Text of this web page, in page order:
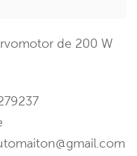
de 200 W